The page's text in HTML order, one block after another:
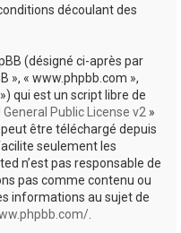
découlant des
(désigné ci-après par
», « www.phpbb.com »,
qui est un script libre de
General Public License v2 »
être téléchargé depuis
seulement les
n’est pas responsable de
pas comme contenu ou
informations au sujet de
.